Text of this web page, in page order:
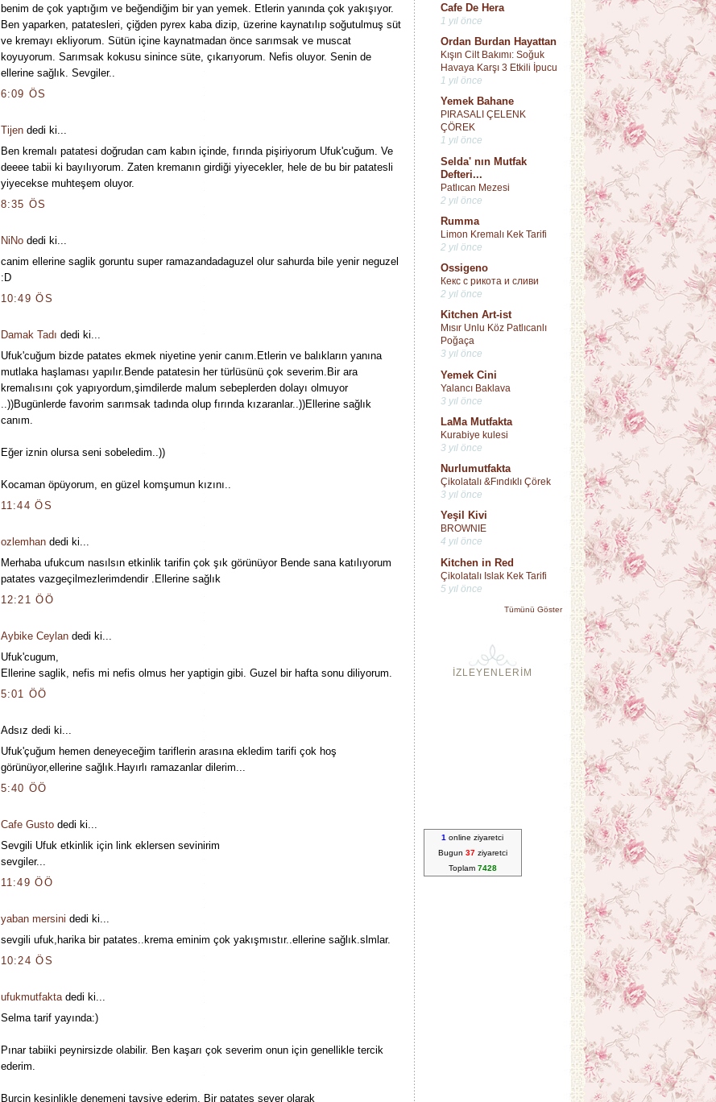
Cafe De Hera
1 yıl önce
Ordan Burdan Hayattan
Kışın Cilt Bakımı: Soğuk
Havaya Karşı 3 Etkili İpucu
1 yıl önce
Yemek Bahane
PIRASALI ÇELENK
ÇÖREK
1 yıl önce
Selda' nın Mutfak
Defteri...
Patlıcan Mezesi
2 yıl önce
Rumma
Limon Kremalı Kek Tarifi
2 yıl önce
Ossigeno
Кекс с рикота и сливи
2 yıl önce
Kitchen Art-ist
Mısır Unlu Köz Patlıcanlı
Poğaça
3 yıl önce
Yemek Cini
Yalancı Baklava
3 yıl önce
LaMa Mutfakta
Kurabiye kulesi
3 yıl önce
Nurlumutfakta
Çikolatalı &Fındıklı Çörek
3 yıl önce
Yeşil Kivi
BROWNIE
4 yıl önce
Kitchen in Red
Çikolatalı Islak Kek Tarifi
5 yıl önce
Tümünü Göster
İZLEYENLERİM
1 online ziyaretci
Bugun 37ziyaretci
Toplam 7428
benim de çok yaptığım ve beğendiğim bir yan yemek. Etlerin yanında çok yakışıyor.
Ben yaparken, patatesleri, çiğden pyrex kaba dizip, üzerine kaynatılıp soğutulmuş süt
ve kremayı ekliyorum. Sütün içine kaynatmadan önce sarımsak ve muscat
koyuyorum. Sarımsak kokusu sinince süte, çıkarıyorum. Nefis oluyor. Senin de
ellerine sağlık. Sevgiler..
6:09 ÖS
Tijendedi ki...
Ben kremalı patatesi doğrudan cam kabın içinde, fırında pişiriyorum Ufuk'cuğum. Ve
deeee tabii ki bayılıyorum. Zaten kremanın girdiği yiyecekler, hele de bu bir patatesli
yiyecekse muhteşem oluyor.
8:35 ÖS
NiNodedi ki...
canim ellerine saglik goruntu super ramazandadaguzel olur sahurda bile yenir neguzel
:D
10:49 ÖS
Damak Tadı dedi ki...
Ufuk'cuğum bizde patates ekmek niyetine yenir canım.Etlerin ve balıkların yanına
mutlaka haşlaması yapılır.Bende patatesin her türlüsünü çok severim.Bir ara
kremalısını çok yapıyordum,şimdilerde malum sebeplerden dolayı olmuyor
..))Bugünlerde favorim sarımsak tadında olup fırında kızaranlar..))Ellerine sağlık
canım.
Eğer iznin olursa seni sobeledim..))
Kocaman öpüyorum, en güzel komşumun kızını..
11:44 ÖS
ozlemhandedi ki...
Merhaba ufukcum nasılsın etkinlik tarifin çok şık görünüyor Bende sana katılıyorum
patates vazgeçilmezlerimdendir .Ellerine sağlık
12:21 ÖÖ
Aybike Ceylandedi ki...
Ufuk'cugum,
Ellerine saglik, nefis mi nefis olmus her yaptigin gibi. Guzel bir hafta sonu diliyorum.
5:01 ÖÖ
Adsız dedi ki...
Ufuk'çuğum hemen deneyeceğim tariflerin arasına ekledim tarifi çok hoş
görünüyor,ellerine sağlık.Hayırlı ramazanlar dilerim...
5:40 ÖÖ
Cafe Gustodedi ki...
Sevgili Ufuk etkinlik için link eklersen sevinirim
sevgiler...
11:49 ÖÖ
yaban mersini dedi ki...
sevgili ufuk,harika bir patates..krema eminim çok yakışmıstır..ellerine sağlık.slmlar.
10:24 ÖS
ufukmutfaktadedi ki...
Selma tarif yayında:)
Pınar tabiiki peynirsizde olabilir. Ben kaşarı çok severim onun için genellikle tercik
ederim.
Burçin kesinlikle denemeni tavsiye ederim. Bir patates sever olarak